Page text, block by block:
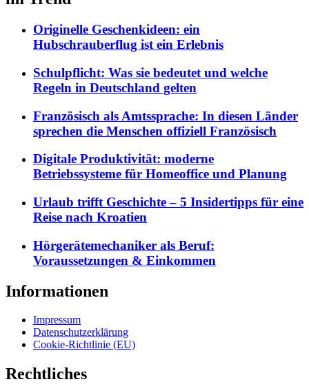
Originelle Geschenkideen: ein
Hubschrauberflug ist ein Erlebnis
Schulpflicht: Was sie bedeutet und welche
Regeln in Deutschland gelten
Französisch als Amtssprache: In diesen Länder
sprechen die Menschen offiziell Französisch
Digitale Produktivität: moderne
Betriebssysteme für Homeoffice und Planung
Urlaub trifft Geschichte – 5 Insidertipps für eine
Reise nach Kroatien
Hörgerätemechaniker als Beruf:
Voraussetzungen & Einkommen
Informationen
Impressum
Datenschutzerklärung
Cookie-Richtlinie (EU)
Rechtliches